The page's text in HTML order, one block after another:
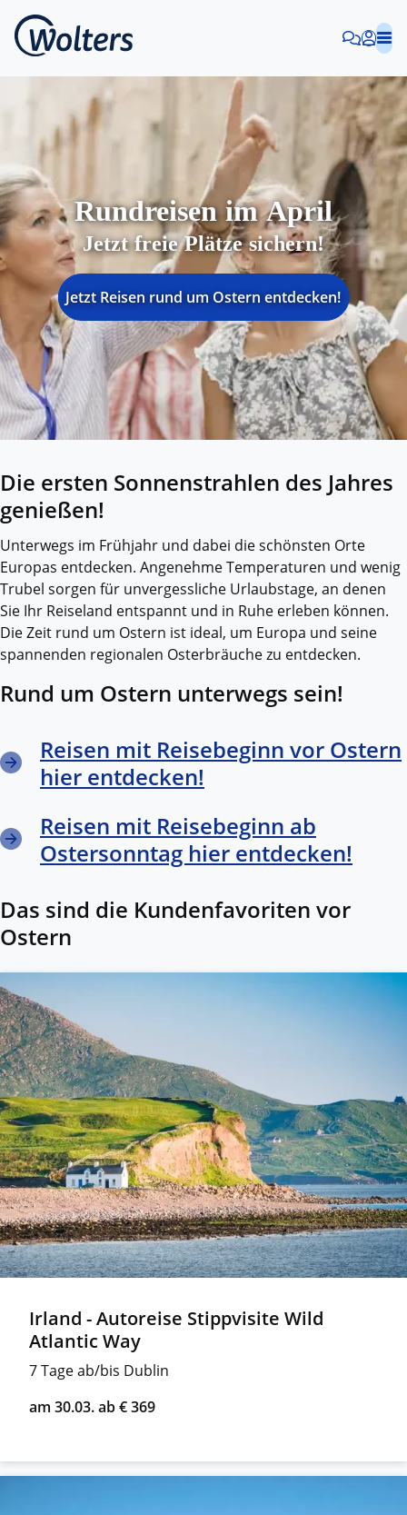
Rundreisen im April
Jetzt freie Plätze sichern!
Jetzt Reisen rund um Ostern entdecken!
Die ersten Sonnenstrahlen des Jahres
genießen!
Unterwegs im Frühjahr und dabei die schönsten Orte
Europas entdecken. Angenehme Temperaturen und wenig
Trubel sorgen für unvergessliche Urlaubstage, an denen
Sie Ihr Reiseland entspannt und in Ruhe erleben können.
Die Zeit rund um Ostern ist ideal, um Europa und seine
spannenden regionalen Osterbräuche zu entdecken.
Rund um Ostern unterwegs sein!
Reisen mit Reisebeginn vor Ostern
hier entdecken!
Reisen mit Reisebeginn ab
Ostersonntag hier entdecken!
Das sind die Kundenfavoriten vor
Ostern
Irland - Autoreise Stippvisite Wild
Atlantic Way
7 Tage ab/bis Dublin
am 30.03. ab € 369